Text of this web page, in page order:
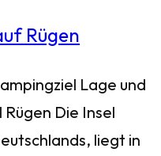
Lage und
Die Insel
liegt in